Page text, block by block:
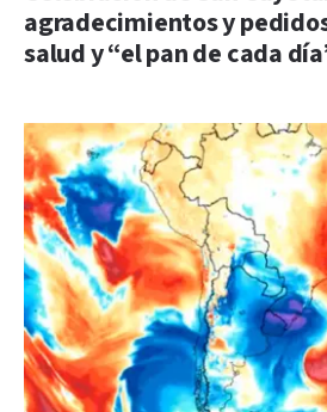
agradecimientos y
salud y “el pan de cada